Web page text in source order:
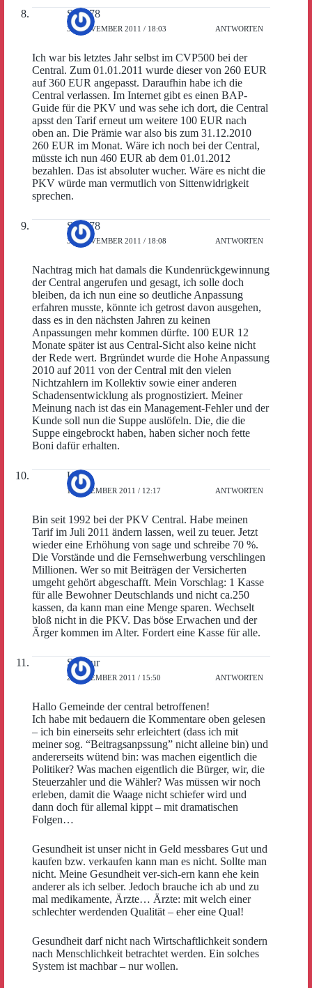
Sepp78
30. NOVEMBER 2011 / 18:03 ANTWORTEN
Ich war bis letztes Jahr selbst im CVP500 bei der
Central. Zum 01.01.2011 wurde dieser von 260 EUR
auf 360 EUR angepasst. Daraufhin habe ich die
Central verlassen. Im Internet gibt es einen BAP-
Guide für die PKV und was sehe ich dort, die Central
apsst den Tarif erneut um weitere 100 EUR nach
oben an. Die Prämie war also bis zum 31.12.2010
260 EUR im Monat. Wäre ich noch bei der Central,
müsste ich nun 460 EUR ab dem 01.01.2012
bezahlen. Das ist absoluter wucher. Wäre es nicht die
PKV würde man vermutlich von Sittenwidrigkeit
sprechen.
Sepp78
30. NOVEMBER 2011 / 18:08 ANTWORTEN
Nachtrag mich hat damals die Kundenrückgewinnung
der Central angerufen und gesagt, ich solle doch
bleiben, da ich nun eine so deutliche Anpassung
erfahren musste, könnte ich getrost davon ausgehen,
dass es in den nächsten Jahren zu keinen
Anpassungen mehr kommen dürfte. 100 EUR 12
Monate später ist aus Central-Sicht also keine nicht
der Rede wert. Brgründet wurde die Hohe Anpassung
2010 auf 2011 von der Central mit den vielen
Nichtzahlern im Kollektiv sowie einer anderen
Schadensentwicklung als prognostiziert. Meiner
Meinung nach ist das ein Management-Fehler und der
Kunde soll nun die Suppe auslöfeln. Die, die die
Suppe eingebrockt haben, haben sicher noch fette
Boni dafür erhalten.
Uwe
1. DEZEMBER 2011 / 12:17 ANTWORTEN
Bin seit 1992 bei der PKV Central. Habe meinen
Tarif im Juli 2011 ändern lassen, weil zu teuer. Jetzt
wieder eine Erhöhung von sage und schreibe 70 %.
Die Vorstände und die Fernsehwerbung verschlingen
Millionen. Wer so mit Beiträgen der Versicherten
umgeht gehört abgeschafft. Mein Vorschlag: 1 Kasse
für alle Bewohner Deutschlands und nicht ca.250
kassen, da kann man eine Menge sparen. Wechselt
bloß nicht in die PKV. Das böse Erwachen und der
Ärger kommen im Alter. Fordert eine Kasse für alle.
Semsur
2. DEZEMBER 2011 / 15:50 ANTWORTEN
Hallo Gemeinde der central betroffenen!
Ich habe mit bedauern die Kommentare oben gelesen
– ich bin einerseits sehr erleichtert (dass ich mit
meiner sog. “Beitragsanpssung” nicht alleine bin) und
andererseits wütend bin: was machen eigentlich die
Politiker? Was machen eigentlich die Bürger, wir, die
Steuerzahler und die Wähler? Was müssen wir noch
erleben, damit die Waage nicht schiefer wird und
dann doch für allemal kippt – mit dramatischen
Folgen…
Gesundheit ist unser nicht in Geld messbares Gut und
kaufen bzw. verkaufen kann man es nicht. Sollte man
nicht. Meine Gesundheit ver-sich-ern kann ehe kein
anderer als ich selber. Jedoch brauche ich ab und zu
mal medikamente, Ärzte… Ärzte: mit welch einer
schlechter werdenden Qualität – eher eine Qual!
Gesundheit darf nicht nach Wirtschaftlichkeit sondern
nach Menschlichkeit betrachtet werden. Ein solches
System ist machbar – nur wollen.